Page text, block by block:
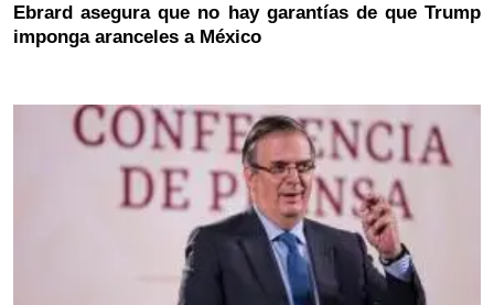
Ebrard asegura que no hay garantías de que Trump
imponga aranceles a México